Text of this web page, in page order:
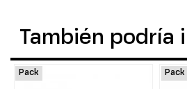
También podría
Pack Pack